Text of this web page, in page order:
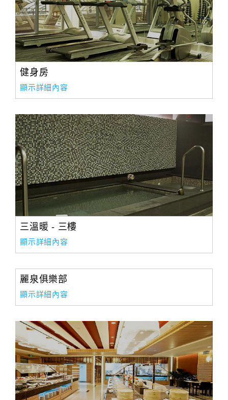
健身房
顯示詳細內容
三溫暖 - 三樓
顯示詳細內容
麗泉俱樂部
顯示詳細內容